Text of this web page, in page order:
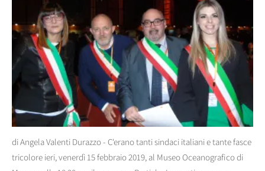
di Angela Valenti Durazzo - C'erano tanti sindaci italiani e tante fasce
tricolore ieri, venerdì 15 febbraio 2019, al Museo Oceanografico di